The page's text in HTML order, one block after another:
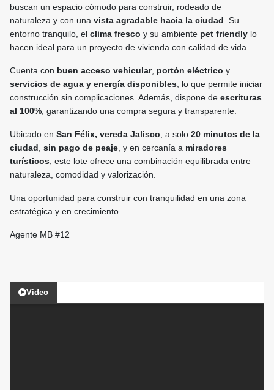
buscan un espacio cómodo para construir, rodeado de
naturaleza y con una vista agradable hacia la ciudad . Su
entorno tranquilo, el clima fresco y su ambiente pet friendly lo
hacen ideal para un proyecto de vivienda con calidad de vida.
Cuenta con buen acceso vehicular, portón eléctrico y
servicios de agua y energía disponibles , lo que permite iniciar
construcción sin complicaciones. Además, dispone de escrituras
al 100% , garantizando una compra segura y transparente.
Ubicado en San Félix, vereda Jalisco , a solo 20 minutos de la
ciudad sin pago de peaje , y en cercanía a miradores
turísticos , este lote ofrece una combinación equilibrada entre
naturaleza, comodidad y valorización.
Una oportunidad para construir con tranquilidad en una zona
estratégica y en crecimiento.
Agente MB #12
Video